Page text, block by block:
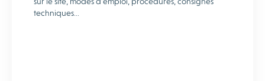
techniques…